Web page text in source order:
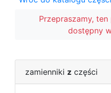
Przepraszamy,
dostępny
zamienniki z części